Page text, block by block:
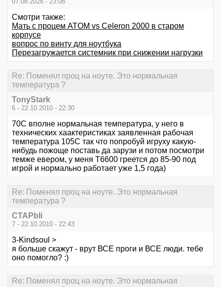
Смотри также:
Мать с процем ATOM vs Celeron 2000 в старом
корпусе
вопрос по винту для ноутбука
Перезагружается системник при снижении нагрузки
Re: Поменял проц на ноуте. Это нормальная
температура ?
TonyStark
6 - 22.10.2010 - 22:30
70С вполне нормальная температура, у него в
технических хаактеристиках заявленная рабочая
температура 105С так что попробуй игруху какую-
нибудь пожоще поставь да зарузи и потом посмотри
темже евером, у меня T6600 греется до 85-90 под
игрой и нормально работает уже 1,5 года)
Re: Поменял проц на ноуте. Это нормальная
температура ?
CTAPbIi
7 - 22.10.2010 - 22:43
3-Kindsoul >
я больше скажут - врут ВСЕ проги и ВСЕ люди. тебе
оно помогло? :)
Re: Поменял проц на ноуте. Это нормальная